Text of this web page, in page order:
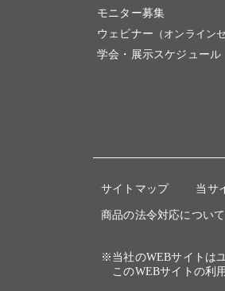
モニター募集
ウェビナー （オンライン
学会・展示スケジュール
サイトマップ 当サ
商品の法令対応について
※当社のWEBサイトは
このWEBサイトの利